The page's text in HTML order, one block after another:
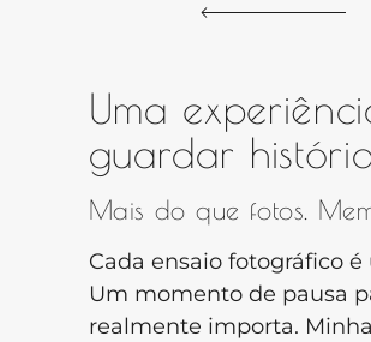
Uma
guardar
Mais do que fotos.
Cada ensaio fotográfico
Um momento de pausa
realmente importa.